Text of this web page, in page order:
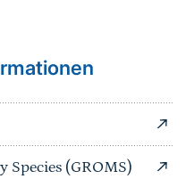
Species (GROMS)